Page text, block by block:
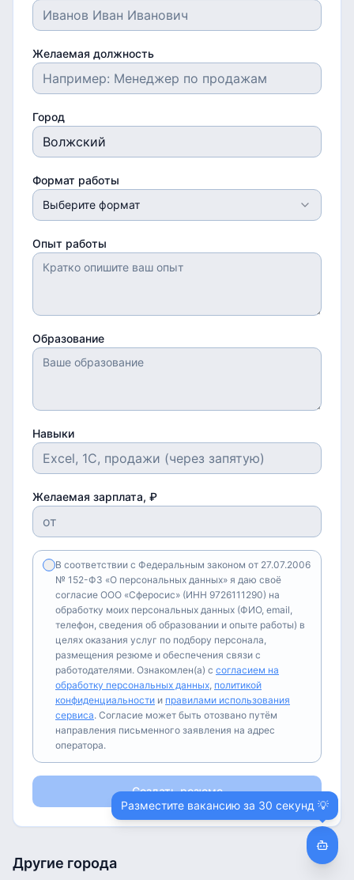
Желаемая должность
Город
Формат работы
Выберите формат
Опыт работы
Образование
Навыки
Желаемая зарплата, ₽
В соответствии с Федеральным законом от 27.07.2006
№ 152-ФЗ «О персональных данных» я даю своё
согласие ООО «Сферосис» (ИНН 9726111290) на
обработку моих персональных данных (ФИО, email,
телефон, сведения об образовании и опыте работы) в
целях оказания услуг по подбору персонала,
размещения резюме и обеспечения связи с
работодателями. Ознакомлен(а) с согласием на
обработку персональных данных, политикой
конфиденциальности и правилами использования
сервиса. Согласие может быть отозвано путём
направления письменного заявления на адрес
оператора.
Создать резюме
Другие города
Разместите вакансию за 30 секунд 💡